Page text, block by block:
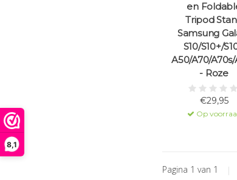
8,1
en
Tripod
Samsung
S10/S10+/
A50/A70/
- Roze
€29,95
Op
Pagina 1 van 1 |